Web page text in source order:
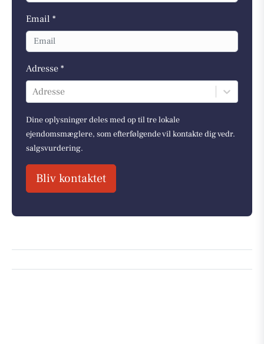
Email *
Adresse *
Adresse
Dine oplysninger deles med op til tre lokale
ejendomsmæglere, som efterfølgende vil kontakte dig vedr.
salgsvurdering.
Bliv kontaktet